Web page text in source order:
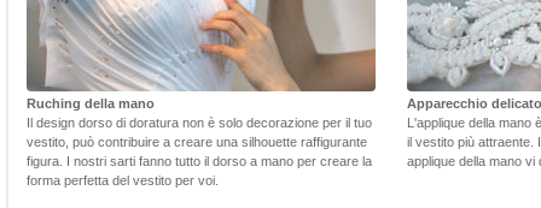
Ruching della mano
Il design dorso di doratura non è solo decorazione per il tuo
vestito, può contribuire a creare una silhouette raffigurante
figura. I nostri sarti fanno tutto il dorso a mano per creare la
forma perfetta del vestito per voi.
Apparecchio delicato
L'applique della mano
il vestito più attraente.
applique della mano